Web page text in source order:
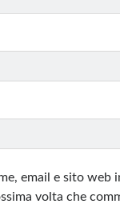
email e sito web
volta che